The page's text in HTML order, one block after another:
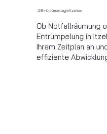
24h-Entrümpelung in Itzehoe
Ob Notfallräumung
Entrümpelung in
Ihrem Zeitplan an
effiziente